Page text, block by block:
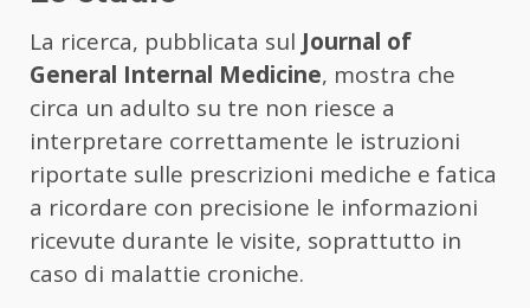
La ricerca, pubblicata sul Journal of
General Internal Medicine, mostra che
circa un adulto su tre non riesce a
interpretare correttamente le istruzioni
riportate sulle prescrizioni mediche e fatica
a ricordare con precisione le informazioni
ricevute durante le visite, soprattutto in
caso di malattie croniche.